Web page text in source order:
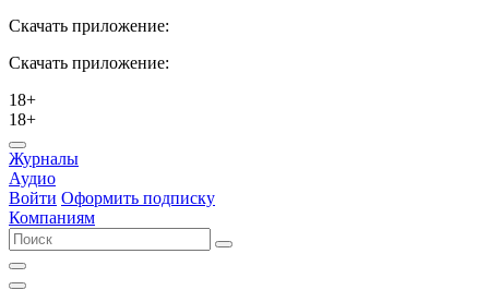
Скачать приложение:
Скачать приложение:
18+
18+
Журналы
Аудио
Войти Оформить подписку
Компаниям